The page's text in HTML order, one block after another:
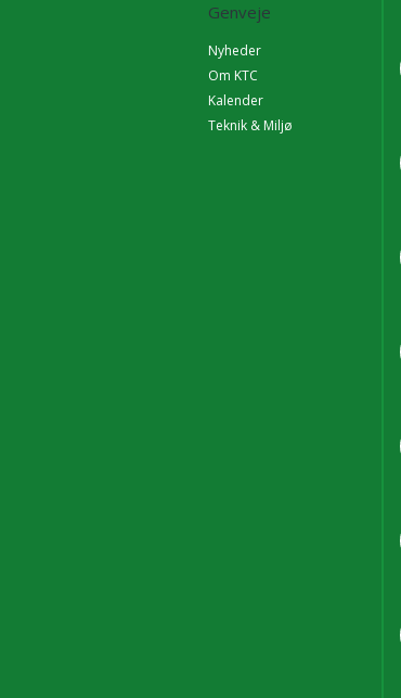
Genveje
Nyheder
Om KTC
Kalender
Teknik & Miljø